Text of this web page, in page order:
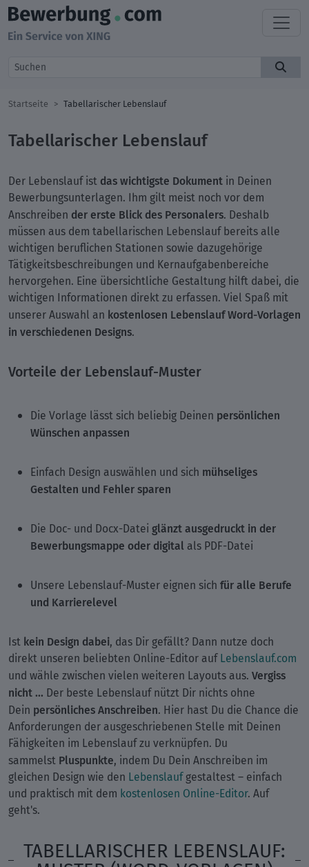
Startseite Tabellarischer Lebenslauf
Tabellarischer Lebenslauf
Der Lebenslauf ist das wichtigste Dokument in Deinen
Bewerbungsunterlagen. Ihm gilt meist noch vor dem
Anschreiben der erste Blick des Personalers. Deshalb
müssen aus dem tabellarischen Lebenslauf bereits alle
wichtigen beruflichen Stationen sowie dazugehörige
Tätigkeitsbeschreibungen und Kernaufgabenbereiche
hervorgehen. Eine übersichtliche Gestaltung hilft dabei, die
wichtigen Informationen direkt zu erfassen. Viel Spaß mit
unserer Auswahl an kostenlosen Lebenslauf Word-Vorlagen
in verschiedenen Designs.
Vorteile der Lebenslauf-Muster
Die Vorlage lässt sich beliebig Deinen persönlichen
Wünschen anpassen
Einfach Design auswählen und sich mühseliges
Gestalten und Fehler sparen
Die Doc- und Docx-Datei glänzt ausgedruckt in der
Bewerbungsmappe oder digital als PDF-Datei
Unsere Lebenslauf-Muster eignen sich für alle Berufe
und Karrierelevel
Ist kein Design dabei, das Dir gefällt? Dann nutze doch
direkt unseren beliebten Online-Editor aufLebenslauf.com
und wähle zwischen vielen weiteren Layouts aus. Vergiss
nicht ... Der beste Lebenslauf nützt Dir nichts ohne
Dein persönliches Anschreiben. Hier hast Du die Chance die
Anforderungen der ausgeschriebenen Stelle mit Deinen
Fähigkeiten im Lebenslauf zu verknüpfen. Du
sammelst Pluspunkte, indem Du Dein Anschreiben im
gleichen Design wie den Lebenslaufgestaltest – einfach
und praktisch mit dem kostenlosen Online-Editor. Auf
geht's.
TABELLARISCHER LEBENSLAUF: